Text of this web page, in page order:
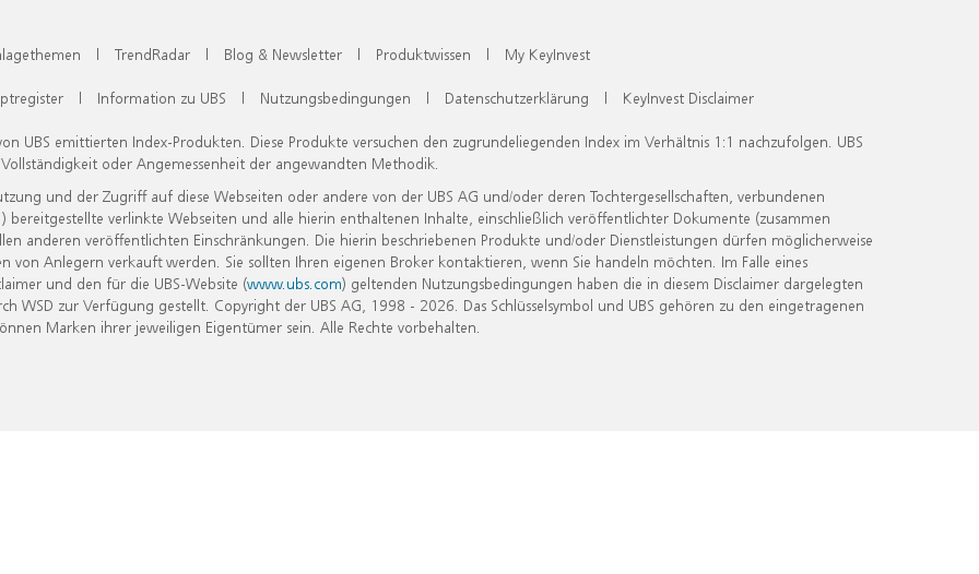
| TrendRadar | Blog & Newsletter | Produktwissen | My KeyInvest
| Information zu UBS | Nutzungsbedingungen | Datenschutzerklärung | KeyInvest Disclaimer
UBS emittierten Index-Produkten. Diese Produkte versuchen den zugrundeliegenden Index im Verhältnis 1:1 nachzufolgen. UBS
oder Angemessenheit der angewandten Methodik.
und der Zugriff auf diese Webseiten oder andere von der UBS AG und/oder deren Tochtergesellschaften, verbundenen
verlinkte Webseiten und alle hierin enthaltenen Inhalte, einschließlich veröffentlichter Dokumente (zusammen
anderen veröffentlichten Einschränkungen. Die hierin beschriebenen Produkte und/oder Dienstleistungen dürfen möglicherweise
Anlegern verkauft werden. Sie sollten Ihren eigenen Broker kontaktieren, wenn Sie handeln möchten. Im Falle eines
und den für die UBS-Website (www.ubs.com) geltenden Nutzungsbedingungen haben die in diesem Disclaimer dargelegten
zur Verfügung gestellt. Copyright der UBS AG, 1998 - 2026. Das Schlüsselsymbol und UBS gehören zu den eingetragenen
Marken ihrer jeweiligen Eigentümer sein. Alle Rechte vorbehalten.